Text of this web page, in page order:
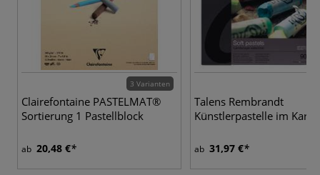
3 Varianten
Clairefontaine PASTELMAT®
Sortierung 1 Pastellblock
ab 20,48 €
Talens Rembrandt
Künstlerpastelle im
ab 31,97 €